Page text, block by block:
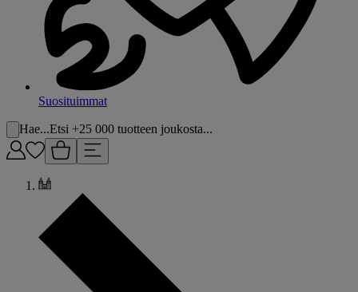
Suosituimmat
Hae...Etsi +25 000 tuotteen joukosta...